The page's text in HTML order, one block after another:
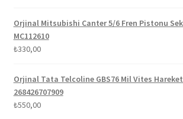
Orjinal Mitsubishi Canter 5/6 Fren Pistonu
MC112610
₺330,00
Orjinal Tata Telcoline GBS76 Mil Vites
268426707909
₺550,00